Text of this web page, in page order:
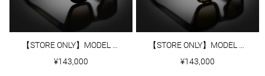
¥143,000
¥143,000